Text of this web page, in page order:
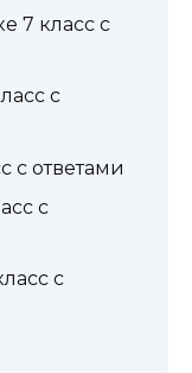
7 класс с
с
с ответами
с
с